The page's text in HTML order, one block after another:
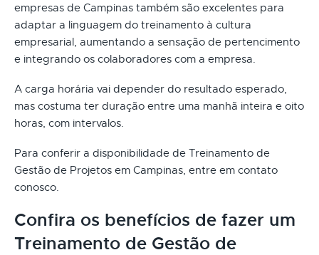
empresas de Campinas também são excelentes para
adaptar a linguagem do treinamento à cultura
empresarial, aumentando a sensação de pertencimento
e integrando os colaboradores com a empresa.
A carga horária vai depender do resultado esperado,
mas costuma ter duração entre uma manhã inteira e oito
horas, com intervalos.
Para conferir a disponibilidade de Treinamento de
Gestão de Projetos em Campinas, entre em contato
conosco.
Confira os benefícios de fazer um
Treinamento de Gestão de